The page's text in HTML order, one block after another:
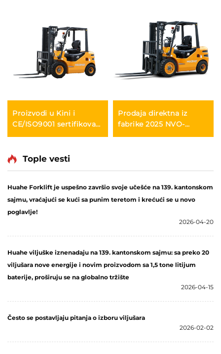
Proizvodi u Kini i
CE/ISO9001 sertifikovani
i direktna prodaja iz
viljušara
Prodaja direktna iz
fabrike 2025 NVO-
BRAND KINA HUAHE 4
Tople vesti
Huahe Forklift je uspešno završio svoje učešće na 139. kantonskom
sajmu, vraćajući se kući sa punim teretom i krećući se u novo
poglavlje!
2026-04-20
Huahe viljuške iznenadaju na 139. kantonskom sajmu: sa preko 20
viljušara nove energije i novim proizvodom sa 1,5 tone litijum
baterije, proširuju se na globalno tržište
2026-04-15
Često se postavljaju pitanja o izboru viljušara
2026-02-02